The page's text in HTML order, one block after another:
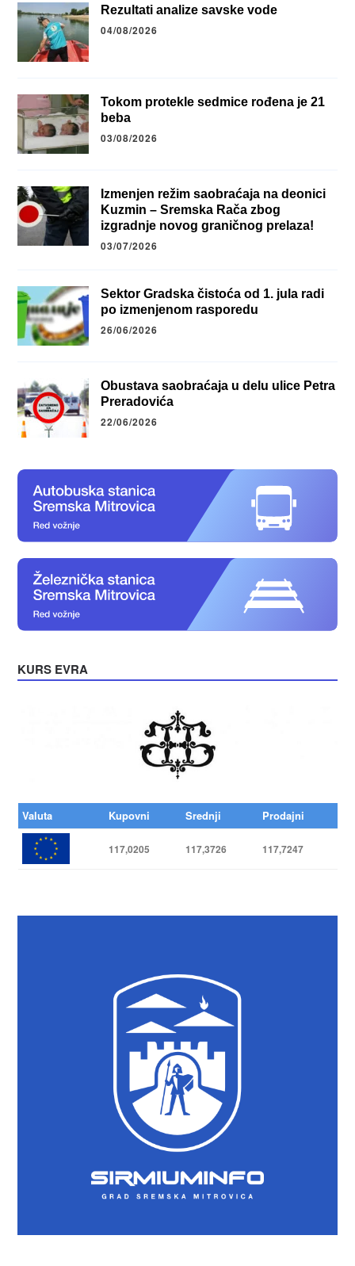
Rezultati analize savske vode
04/08/2026
Tokom protekle sedmice rođena je 21
beba
03/08/2026
Izmenjen režim saobraćaja na deonici
Kuzmin – Sremska Rača zbog
izgradnje novog graničnog prelaza!
03/07/2026
Sektor Gradska čistoća od 1. jula radi
po izmenjenom rasporedu
26/06/2026
Obustava saobraćaja u delu ulice Petra
Preradovića
22/06/2026
KURS EVRA
Valuta Kupovni Srednji Prodajni
117,0205 117,3726 117,7247